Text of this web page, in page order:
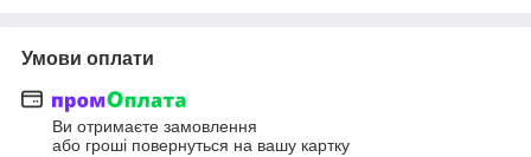
Умови оплати
Ви отримаєте замовлення
або гроші повернуться на вашу картку